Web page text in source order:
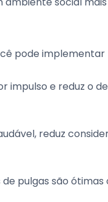
pode implementar
impulso e reduz o
reduz
pulgas são